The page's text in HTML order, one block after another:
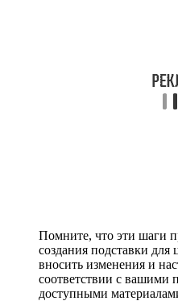
Помните, что эти шаги
создания подставки
вносить изменения и
соответствии с вашими
доступными